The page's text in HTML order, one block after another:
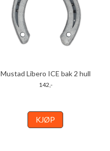
Mustad Libero ICE bak 2 hull
142,-
KJØP